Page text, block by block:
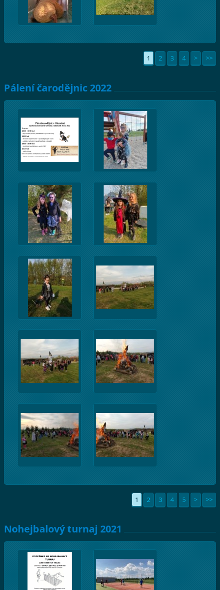
1 2 3 4 > >>
Pálení čarodějnic 2022
1 2 3 4 5 > >>
Nohejbalový turnaj 2021